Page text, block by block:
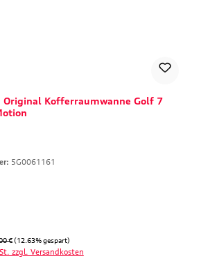
Original Kofferraumwanne Golf 7
5G0061161
Preis:
€ (12.63% gespart)
zzgl. Versandkosten